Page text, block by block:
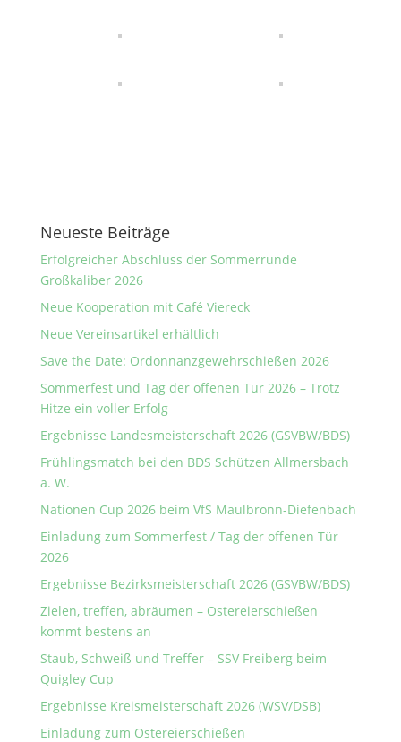
Neueste Beiträge
Erfolgreicher Abschluss der Sommerrunde
Großkaliber 2026
Neue Kooperation mit Café Viereck
Neue Vereinsartikel erhältlich
Save the Date: Ordonnanzgewehrschießen 2026
Sommerfest und Tag der offenen Tür 2026 – Trotz
Hitze ein voller Erfolg
Ergebnisse Landesmeisterschaft 2026 (GSVBW/BDS)
Frühlingsmatch bei den BDS Schützen Allmersbach
a. W.
Nationen Cup 2026 beim VfS Maulbronn-Diefenbach
Einladung zum Sommerfest / Tag der offenen Tür
2026
Ergebnisse Bezirksmeisterschaft 2026 (GSVBW/BDS)
Zielen, treffen, abräumen – Ostereierschießen
kommt bestens an
Staub, Schweiß und Treffer – SSV Freiberg beim
Quigley Cup
Ergebnisse Kreismeisterschaft 2026 (WSV/DSB)
Einladung zum Ostereierschießen